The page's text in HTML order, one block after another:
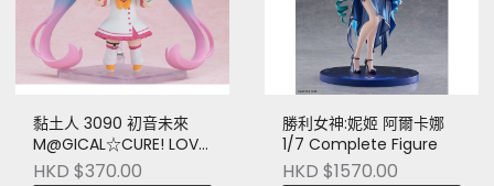
黏土人 3090 初音未來
M@GICAL☆CURE! LOVE
♡ SHOT! Ver.
HKD $370.00
勝利女神:妮姬 阿爾卡娜
1/7 Complete Figure
HKD $1570.00